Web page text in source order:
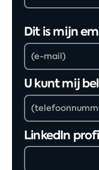
Dit is mijn
U kunt mij
LinkedIn